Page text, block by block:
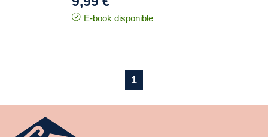
E-book disponible
1